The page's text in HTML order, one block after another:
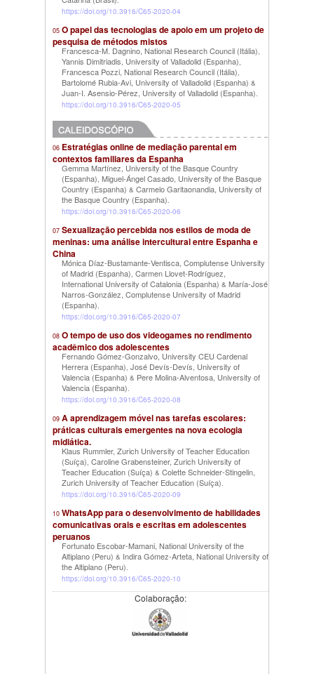
https://doi.org/10.3916/C65-2020-04
05 O papel das tecnologias de apoio em um projeto de
pesquisa de métodos mistos
Francesca-M. Dagnino, National Research Council (Itália),
Yannis Dimitriadis, University of Valladolid (Espanha),
Francesca Pozzi, National Research Council (Itália),
Bartolomé Rubia-Avi, University of Valladolid (Espanha) &
Juan-I. Asensio-Pérez, University of Valladolid (Espanha).
https://doi.org/10.3916/C65-2020-05
06 Estratégias online de mediação parental em
contextos familiares da Espanha
Gemma Martínez, University of the Basque Country
(Espanha), Miguel-Ángel Casado, University of the Basque
Country (Espanha) & Carmelo Garitaonandia, University of
the Basque Country (Espanha).
https://doi.org/10.3916/C65-2020-06
07 Sexualização percebida nos estilos de moda de
meninas: uma análise intercultural entre Espanha e
China
Mónica Díaz-Bustamante-Ventisca, Complutense University
of Madrid (Espanha), Carmen Llovet-Rodríguez,
International University of Catalonia (Espanha) & María-José
Narros-González, Complutense University of Madrid
(Espanha).
https://doi.org/10.3916/C65-2020-07
08 O tempo de uso dos videogames no rendimento
acadêmico dos adolescentes
Fernando Gómez-Gonzalvo, University CEU Cardenal
Herrera (Espanha), José Devís-Devís, University of
Valencia (Espanha) & Pere Molina-Alventosa, University of
Valencia (Espanha).
https://doi.org/10.3916/C65-2020-08
09 A aprendizagem móvel nas tarefas escolares:
práticas culturais emergentes na nova ecologia
midiática.
Klaus Rummler, Zurich University of Teacher Education
(Suíça), Caroline Grabensteiner, Zurich University of
Teacher Education (Suíça) & Colette Schneider-Stingelin,
Zurich University of Teacher Education (Suíça).
https://doi.org/10.3916/C65-2020-09
10 WhatsApp para o desenvolvimento de habilidades
comunicativas orais e escritas em adolescentes
peruanos
Fortunato Escobar-Mamani, National University of the
Altiplano (Peru) & Indira Gómez-Arteta, National University of
the Altiplano (Peru).
https://doi.org/10.3916/C65-2020-10
Colaboração: